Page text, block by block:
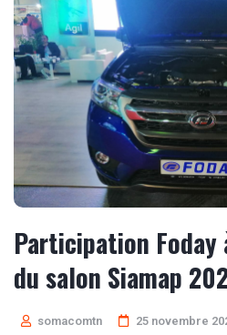
Participation Foday
du salon Siamap
somacomtn
25 novembre